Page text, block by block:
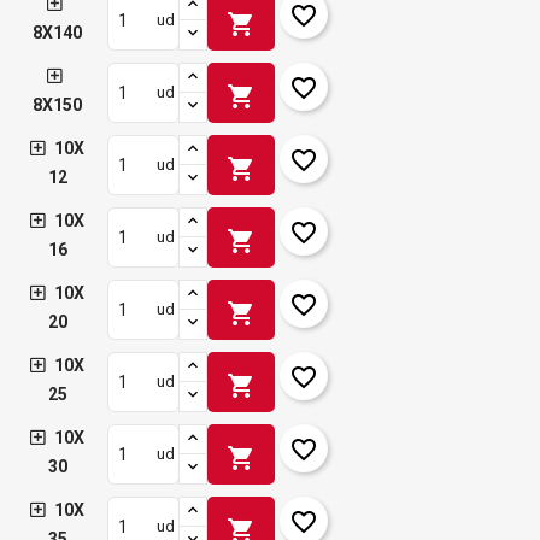
8X140
ud shopping_cart favorite_border
8X150
ud shopping_cart favorite_border
10X
12
ud shopping_cart favorite_border
10X
16
ud shopping_cart favorite_border
10X
20
ud shopping_cart favorite_border
10X
25
ud shopping_cart favorite_border
10X
30
ud shopping_cart favorite_border
10X
ud shopping_cart favorite_border